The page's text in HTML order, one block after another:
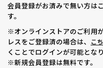
会員登録がお済みで無い方は
す。
※オンラインストアのご利用
レスをご登録済の場合は、 こ
くことでログインが可能となり
※新規会員登録は無料です。